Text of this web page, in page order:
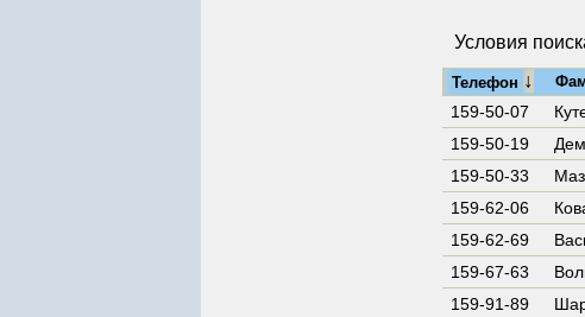
Условия
Телефон ↓
159-50-07
159-50-19
159-50-33
159-62-06
159-62-69
159-67-63
159-91-89